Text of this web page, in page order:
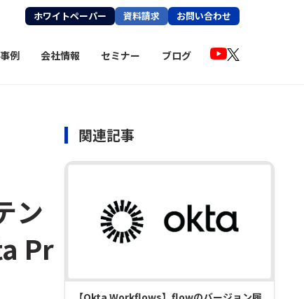
ホワイトペーパー 資料請求 お問い合わせ
例 会社情報 セミナー ブログ
ン
Pr
関連記事